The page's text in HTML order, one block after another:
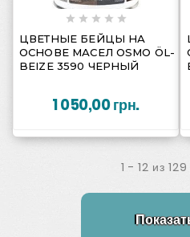
  
    
ЦВЕТНЫЕ БЕЙЦЫ НА
ОСНОВЕ МАСЕЛ OSMO ÖL-
BEIZE 3590 ЧЕРНЫЙ
1 050,00 грн.
1 - 12 из